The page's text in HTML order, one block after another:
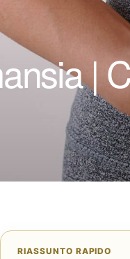
|
RIASSUNTO RAPIDO